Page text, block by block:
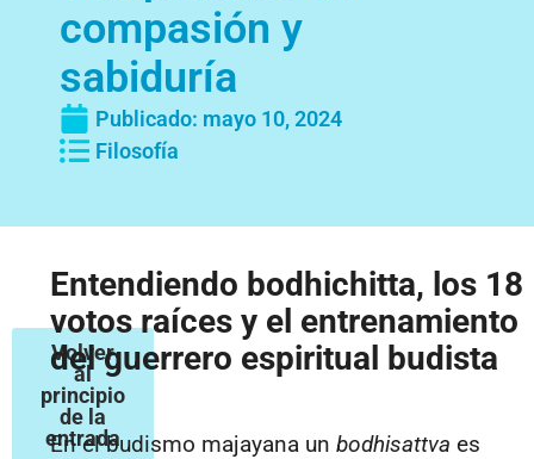
compasión y
sabiduría
Publicado: mayo 10, 2024
Filosofía
Volver
al
principio
de la
entrada
Entendiendo bodhichitta, los 18
votos raíces y el entrenamiento
del guerrero espiritual budista
En el budismo majayana un bodhisattva es